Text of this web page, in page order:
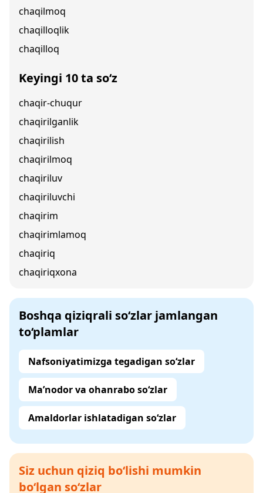
chaqilmoq
chaqilloqlik
chaqilloq
Keyingi 10 ta so‘z
chaqir-chuqur
chaqirilganlik
chaqirilish
chaqirilmoq
chaqiriluv
chaqiriluvchi
chaqirim
chaqirimlamoq
chaqiriq
chaqiriqxona
Boshqa qiziqrali so‘zlar jamlangan
to‘plamlar
Nafsoniyatimizga tegadigan so‘zlar
Ma’nodor va ohanrabo so‘zlar
Amaldorlar ishlatadigan so‘zlar
Siz uchun qiziq bo‘lishi mumkin
bo‘lgan so‘zlar